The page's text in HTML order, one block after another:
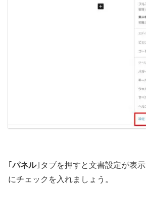
｢パネル｣タブを押すと文書設定が表
にチェックを入れましょう。